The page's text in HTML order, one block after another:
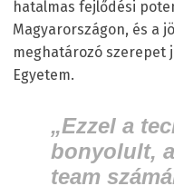
hatalmas fejlődési
Magyarországon, és a
meghatározó szerepet
Egyetem.
„Ezzel a
bonyolult,
team